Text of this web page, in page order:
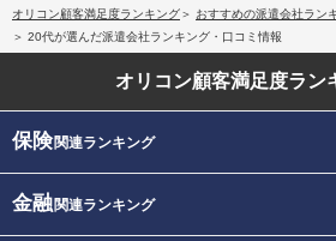
オリコン顧客満足度ランキング おすすめの派遣会社ラン
20代が選んだ派遣会社ランキング・口コミ情報
オリコン顧客満足度ラン
保険関連ランキング
金融関連ランキング